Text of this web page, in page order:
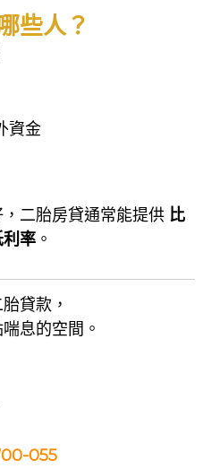
些人？
資金
二胎房貸通常能提供 比
率。
貸款，
息的空間。
055